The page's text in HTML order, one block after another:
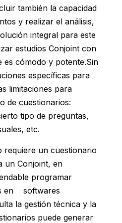
también la capacidad
y realizar el análisis,
integral para este
estudios Conjoint con
es cómodo y potente.Sin
específicas para
limitaciones para
de cuestionarios:
tipo de preguntas,
etc.
requiere un cuestionario
un Conjoint, en
programar
en softwares
la gestión técnica y la
puede generar